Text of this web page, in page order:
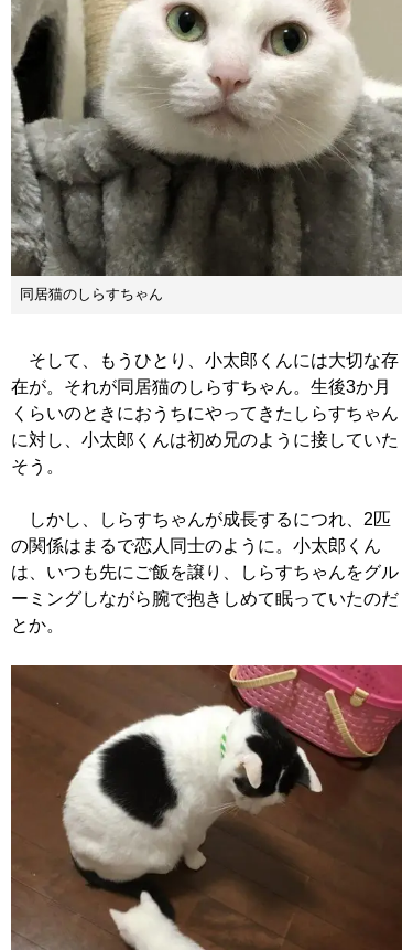
同居猫のしらすちゃん
そして、もうひとり、小太郎くんには大切な存
在が。それが同居猫のしらすちゃん。生後3か月
くらいのときにおうちにやってきたしらすちゃん
に対し、小太郎くんは初め兄のように接していた
そう。
しかし、しらすちゃんが成長するにつれ、2匹
の関係はまるで恋人同士のように。小太郎くん
は、いつも先にご飯を譲り、しらすちゃんをグル
ーミングしながら腕で抱きしめて眠っていたのだ
とか。